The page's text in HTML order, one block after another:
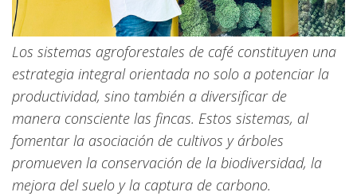
Los sistemas agroforestales de café constituyen una
estrategia integral orientada no solo a potenciar la
productividad, sino también a diversificar de
manera consciente las fincas. Estos sistemas, al
fomentar la asociación de cultivos y árboles
promueven la conservación de la biodiversidad, la
mejora del suelo y la captura de carbono.